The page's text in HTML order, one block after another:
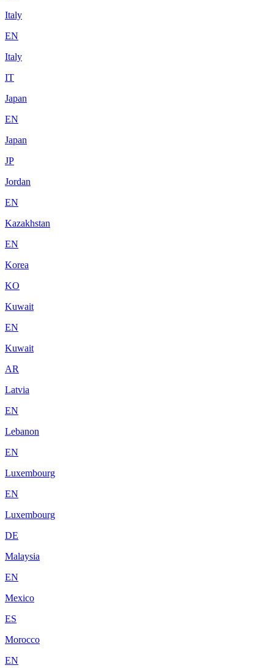
Italy
EN
Italy
IT
Japan
EN
Japan
JP
Jordan
EN
Kazakhstan
EN
Korea
KO
Kuwait
EN
Kuwait
AR
Latvia
EN
Lebanon
EN
Luxembourg
EN
Luxembourg
DE
Malaysia
EN
Mexico
ES
Morocco
EN